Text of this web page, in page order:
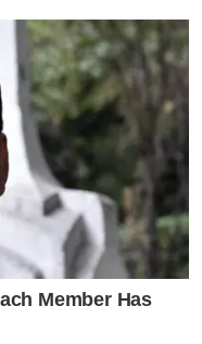
Member Has